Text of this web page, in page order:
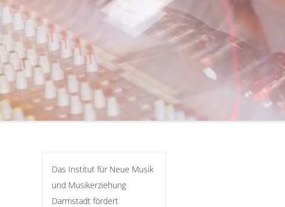
Das Institut für Neue Musik
und Musikerziehung
Darmstadt fördert